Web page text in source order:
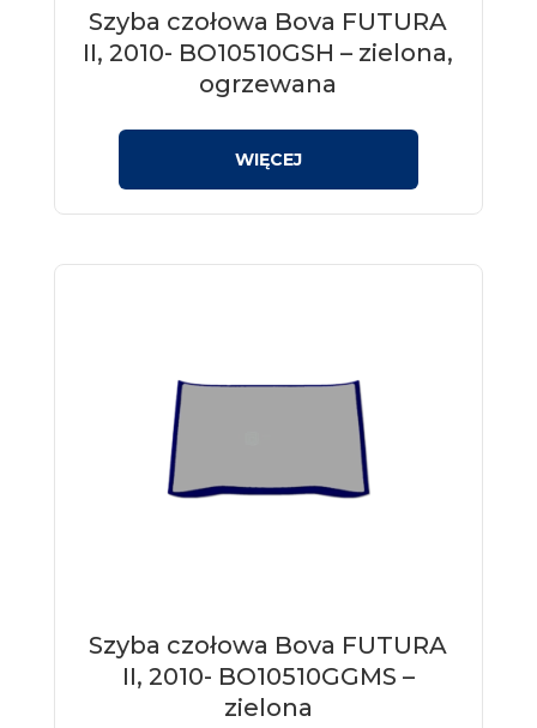
Szyba czołowa Bova FUTURA
II, 2010- BO10510GSH – zielona,
ogrzewana
Szyba czołowa Bova FUTURA
II, 2010- BO10510GGMS –
zielona